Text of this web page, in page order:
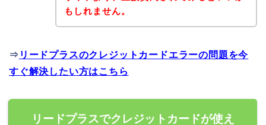
もしれません。
⇒ リードプラスのクレジットカードエラーの問題を今
すぐ解決したい方はこちら
リードプラスでクレジットカードが使え